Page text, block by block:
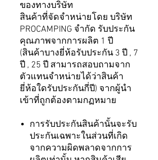
ของทางบริษัท
สินค้าที่จัดจำหน่ายโดย บริษัท
PROCAMPING จำกัด รับประกัน
คุณภาพจากการผลิต 1 ปี
(สินค้าบางยี่ห้อรับประกัน 3 ปี , 7
ปี , 25 ปี สามารถสอบถามจาก
ตัวแทนจำหน่ายได้ว่าสินค้า
ยี่ห้อใดรับประกันกี่ปี) จากผู้นำ
เข้าที่ถูกต้องตามกฏหมาย
การรับประกันสินค้านั้นจะรับ
ประกันเฉพาะในส่วนที่เกิด
จากความผิดพลาดจากการ